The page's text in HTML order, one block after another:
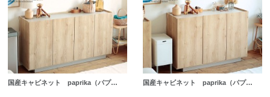
国産キャビネット paprika（パプ… 国産キャビネット paprika（パプ…